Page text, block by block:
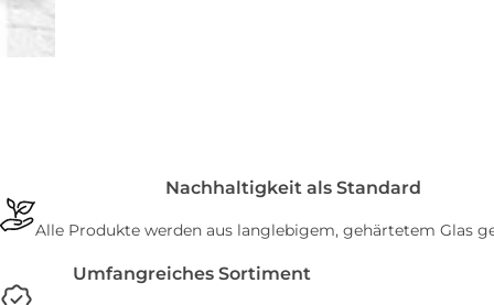
Nachhaltigkeit als Standard
Alle Produkte werden aus langlebigem, gehärtetem Glas
Umfangreiches Sortiment